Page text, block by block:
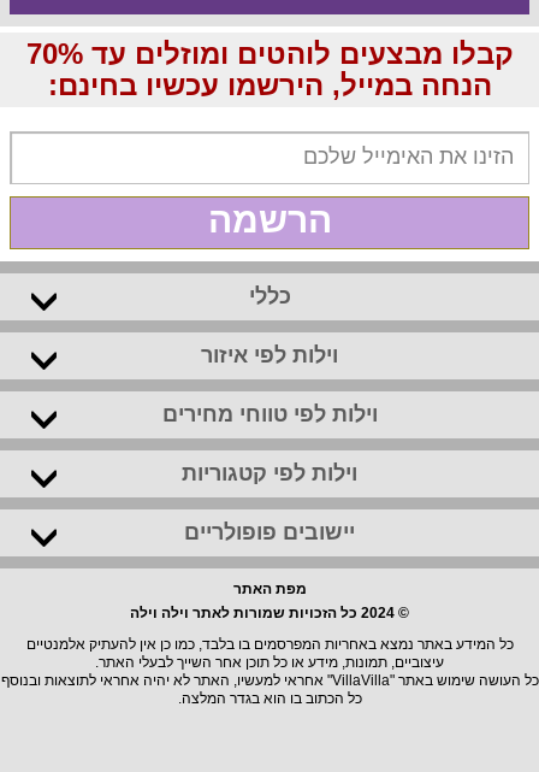
קבלו מבצעים לוהטים ומוזלים עד 70%
הנחה במייל, הירשמו עכשיו בחינם:
הרשמה
כללי
וילות לפי איזור
וילות לפי טווחי מחירים
וילות לפי קטגוריות
יישובים פופולריים
מפת האתר
© 2024 כל הזכויות שמורות לאתר וילה וילה
כל המידע באתר נמצא באחריות המפרסמים בו בלבד, כמו כן אין להעתיק אלמנטיים
עיצוביים, תמונות, מידע או כל תוכן אחר השייך לבעלי האתר.
כל העושה שימוש באתר "VillaVilla" אחראי למעשיו, האתר לא יהיה אחראי לתוצאות ובנוסף
כל הכתוב בו הוא בגדר המלצה.